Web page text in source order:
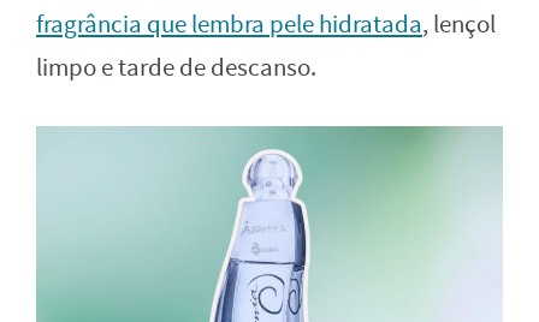
fragrância que lembra pele hidratada, lençol
limpo e tarde de descanso.